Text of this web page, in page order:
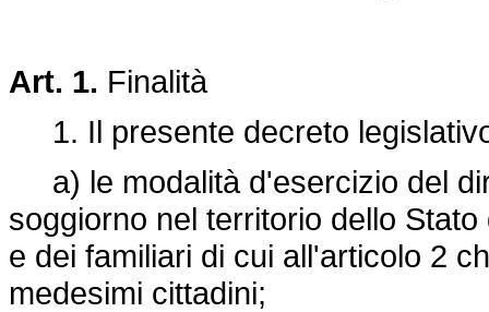
Art. 1. Finalità
1. Il presente decreto
a) le modalità d'esercizio del
soggiorno nel territorio dello
e dei familiari di cui all'articolo 2
medesimi cittadini;